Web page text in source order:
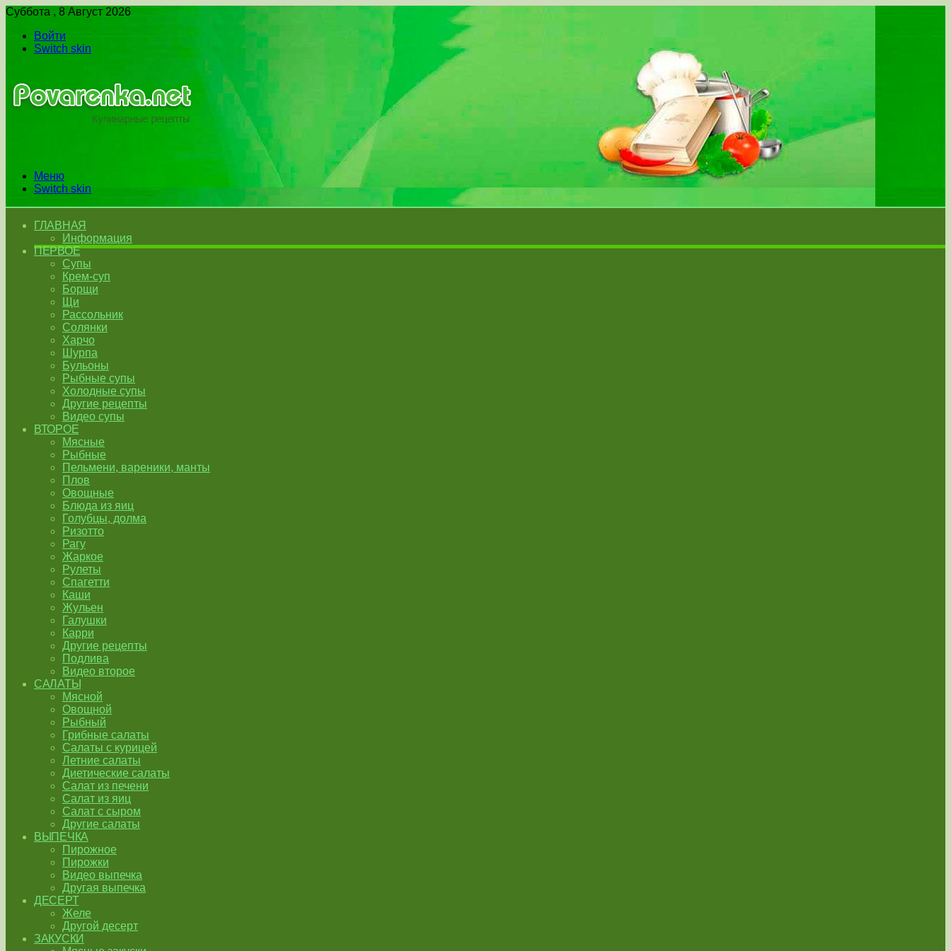
Суббота , 8 Август 2026
Войти
Switch skin
Меню
Switch skin
ГЛАВНАЯ
Информация
ПЕРВОЕ
Супы
Крем-суп
Борщи
Щи
Рассольник
Солянки
Харчо
Шурпа
Бульоны
Рыбные супы
Холодные супы
Другие рецепты
Видео супы
ВТОРОЕ
Мясные
Рыбные
Пельмени, вареники, манты
Плов
Овощные
Блюда из яиц
Голубцы, долма
Ризотто
Рагу
Жаркое
Рулеты
Спагетти
Каши
Жульен
Галушки
Карри
Другие рецепты
Подлива
Видео второе
САЛАТЫ
Мясной
Овощной
Рыбный
Грибные салаты
Салаты с курицей
Летние салаты
Диетические салаты
Салат из печени
Салат из яиц
Салат с сыром
Другие салаты
ВЫПЕЧКА
Пирожное
Пирожки
Видео выпечка
Другая выпечка
ДЕСЕРТ
Желе
Другой десерт
ЗАКУСКИ